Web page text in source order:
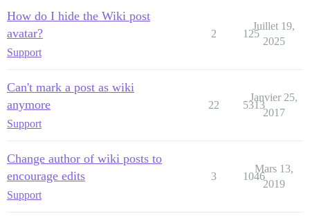
How do I hide the Wiki post
avatar?
Support
2 125
Juillet 19,
2025
Can't mark a post as wiki
anymore
Support
22 5313
Janvier 25,
2017
Change author of wiki posts to
encourage edits
Support
3 1046
Mars 13,
2019